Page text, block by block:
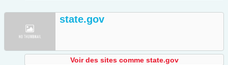
state.gov
Voir des sites comme state.gov